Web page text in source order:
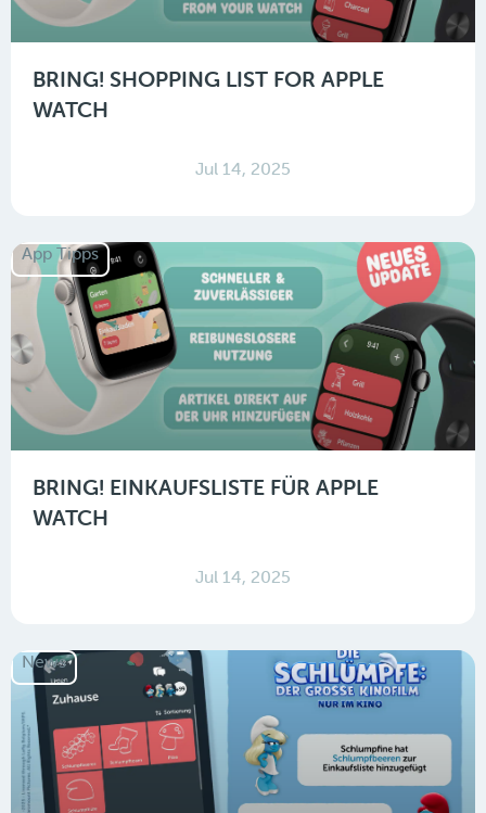
BRING! SHOPPING LIST FOR APPLE
WATCH
Jul 14, 2025
App Tipps
BRING! EINKAUFSLISTE FÜR APPLE
WATCH
Jul 14, 2025
News